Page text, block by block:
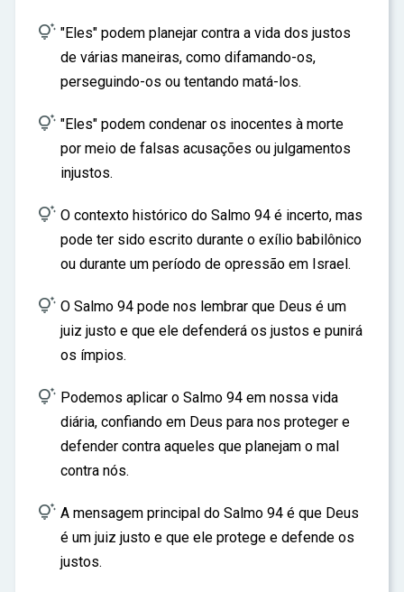
 "Eles" podem planejar contra a vida dos justos
de várias maneiras, como difamando-os,
perseguindo-os ou tentando matá-los.
 "Eles" podem condenar os inocentes à morte
por meio de falsas acusações ou julgamentos
injustos.
 O contexto histórico do Salmo 94 é incerto, mas
pode ter sido escrito durante o exílio babilônico
ou durante um período de opressão em Israel.
 O Salmo 94 pode nos lembrar que Deus é um
juiz justo e que ele defenderá os justos e punirá
os ímpios.
 Podemos aplicar o Salmo 94 em nossa vida
diária, confiando em Deus para nos proteger e
defender contra aqueles que planejam o mal
contra nós.
 A mensagem principal do Salmo 94 é que Deus
é um juiz justo e que ele protege e defende os
justos.